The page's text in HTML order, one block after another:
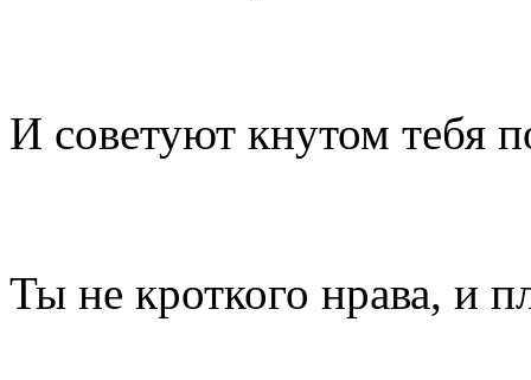
И советуют кнутом тебя
Ты не кроткого нрава, и